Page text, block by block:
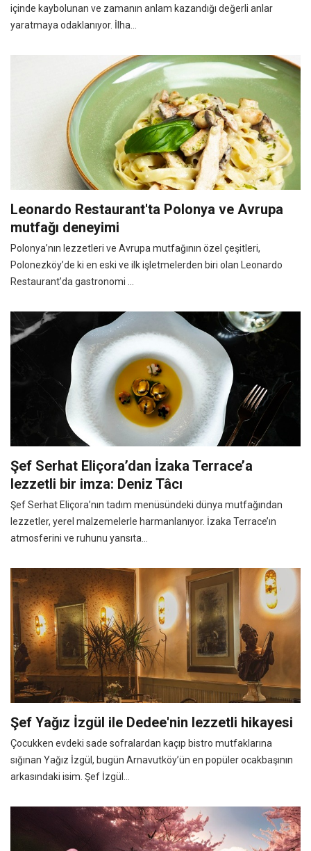
içinde kaybolunan ve zamanın anlam kazandığı değerli anlar
yaratmaya odaklanıyor. İlha...
Leonardo Restaurant'ta Polonya ve Avrupa
mutfağı deneyimi
Polonya’nın lezzetleri ve Avrupa mutfağının özel çeşitleri,
Polonezköy’de ki en eski ve ilk işletmelerden biri olan Leonardo
Restaurant’da gastronomi ...
Şef Serhat Eliçora’dan İzaka Terrace’a
lezzetli bir imza: Deniz Tâcı
Şef Serhat Eliçora’nın tadım menüsündeki dünya mutfağından
lezzetler, yerel malzemelerle harmanlanıyor. İzaka Terrace’ın
atmosferini ve ruhunu yansıta...
Şef Yağız İzgül ile Dedee'nin lezzetli hikayesi
Çocukken evdeki sade sofralardan kaçıp bistro mutfaklarına
sığınan Yağız İzgül, bugün Arnavutköy’ün en popüler ocakbaşının
arkasındaki isim. Şef İzgül...